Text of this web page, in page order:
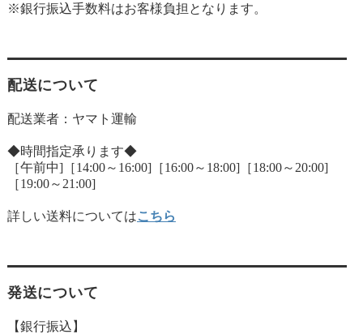
※銀行振込手数料はお客様負担となります。
配送について
配送業者：ヤマト運輸
◆時間指定承ります◆
［午前中]［14:00～16:00]［16:00～18:00]［18:00～20:00]
［19:00～21:00]
詳しい送料についてはこちら
発送について
【銀行振込】